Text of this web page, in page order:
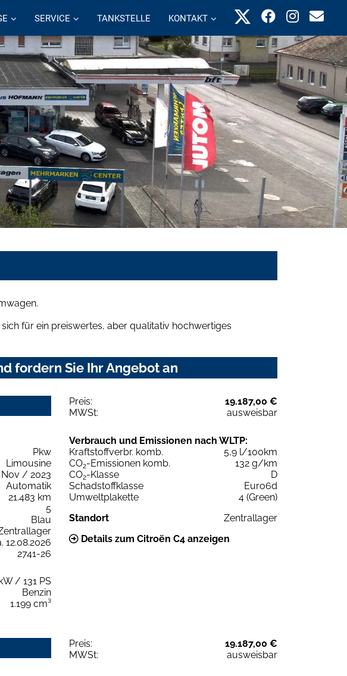
SERVICE TANKSTELLE KONTAKT
für ein preiswertes, aber qualitativ hochwertiges
fordern Sie Ihr Angebot an
Preis:
19.187,00 €
MWSt:
ausweisbar
Pkw
Limousine
Nov / 2023
Automatik
21.483 km
5
Blau
12.08.2026
2741-26
/ 131 PS
Benzin
1.199 cm³
Verbrauch und Emissionen nach WLTP:
Kraftstoffverbr. komb.
5,9 l/100km
CO2-Emissionen komb.
132 g/km
CO2-Klasse
D
Schadstoffklasse
Euro6d
Umweltplakette
4 (Green)
Standort
Zentrallager
Details zum Citroën C4 anzeigen
Preis:
19.187,00 €
MWSt:
ausweisbar